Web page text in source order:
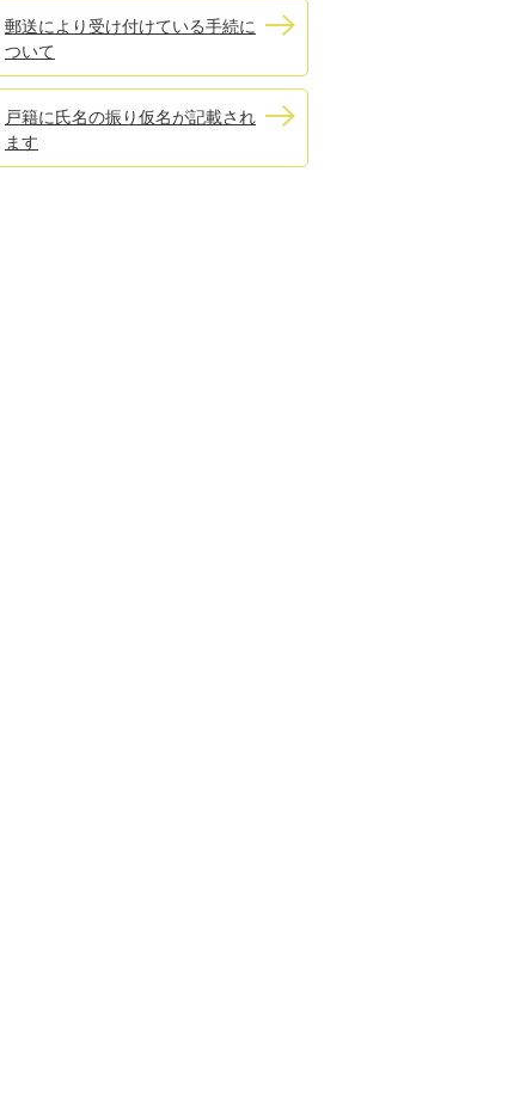
郵送により受け付けている手続に
ついて
戸籍に氏名の振り仮名が記載され
ます